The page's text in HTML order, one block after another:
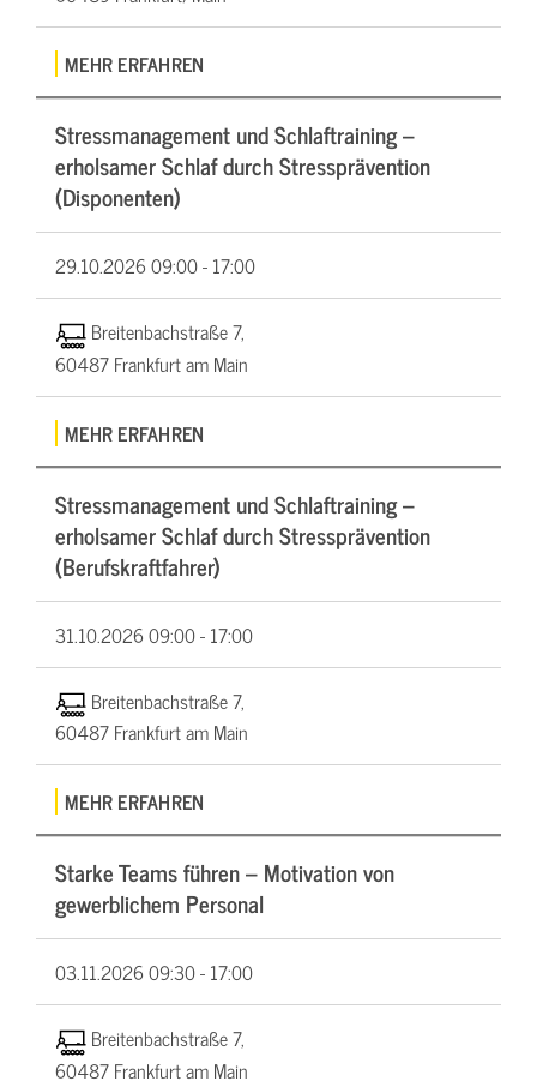
MEHR ERFAHREN
Stressmanagement und Schlaftraining –
erholsamer Schlaf durch Stressprävention
(Disponenten)
29.10.202609:00 - 17:00
Breitenbachstraße 7,
60487 Frankfurt am Main
MEHR ERFAHREN
Stressmanagement und Schlaftraining –
erholsamer Schlaf durch Stressprävention
(Berufskraftfahrer)
31.10.202609:00 - 17:00
Breitenbachstraße 7,
60487 Frankfurt am Main
MEHR ERFAHREN
Starke Teams führen – Motivation von
gewerblichem Personal
03.11.202609:30 - 17:00
Breitenbachstraße 7,
60487 Frankfurt am Main